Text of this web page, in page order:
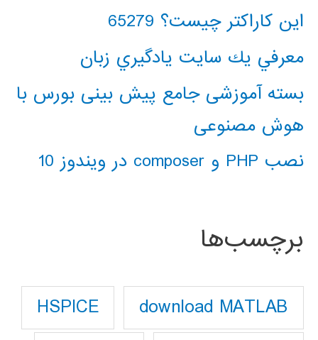
این کاراکتر چیست؟ 65279
معرفي يك سايت يادگيري زبان
بسته آموزشی جامع پیش بینی بورس با
هوش مصنوعی
نصب PHP و composer در ویندوز 10
برچسب‌ها
download MATLAB
HSPICE